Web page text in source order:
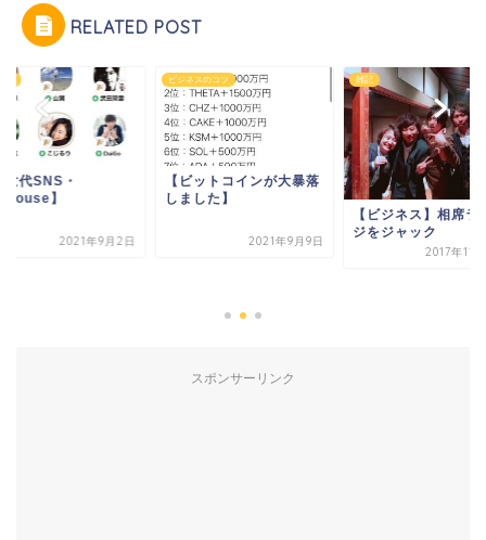
RELATED POST
世代SNS・
】
2021年9月2日
ビジネスのコツ
【ビットコインが大暴落
しました】
2021年9月9日
雑記
【ビジネス】相席ラ
ジをジャック
2017年11
スポンサーリンク